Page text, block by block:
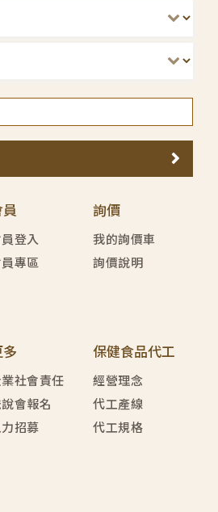
員
登入
專區
詢價
我的詢價車
詢價說明
多
社會責任
會報名
招募
保健食品代工
經營理念
代工產線
代工規格